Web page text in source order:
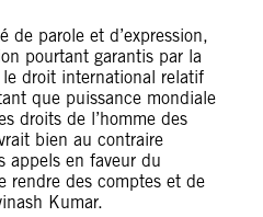
de parole et d’expression,
pourtant garantis par la
droit international relatif
que puissance mondiale
droits de l’homme des
bien au contraire
appels en faveur du
rendre des comptes et de
Kumar.